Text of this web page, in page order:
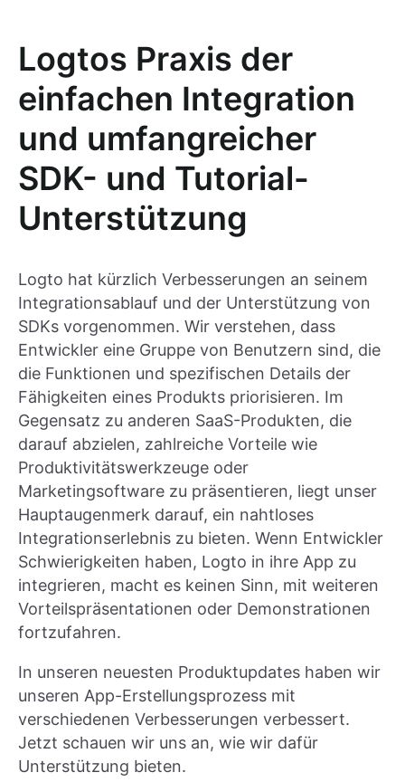
Logtos Praxis der
einfachen Integration
und umfangreicher
SDK- und Tutorial-
Unterstützung
Logto hat kürzlich Verbesserungen an seinem
Integrationsablauf und der Unterstützung von
SDKs vorgenommen. Wir verstehen, dass
Entwickler eine Gruppe von Benutzern sind, die
die Funktionen und spezifischen Details der
Fähigkeiten eines Produkts priorisieren. Im
Gegensatz zu anderen SaaS-Produkten, die
darauf abzielen, zahlreiche Vorteile wie
Produktivitätswerkzeuge oder
Marketingsoftware zu präsentieren, liegt unser
Hauptaugenmerk darauf, ein nahtloses
Integrationserlebnis zu bieten. Wenn Entwickler
Schwierigkeiten haben, Logto in ihre App zu
integrieren, macht es keinen Sinn, mit weiteren
Vorteilspräsentationen oder Demonstrationen
fortzufahren.
In unseren neuesten Produktupdates haben wir
unseren App-Erstellungsprozess mit
verschiedenen Verbesserungen verbessert.
Jetzt schauen wir uns an, wie wir dafür
Unterstützung bieten.